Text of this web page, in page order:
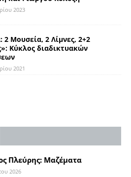
2023
2 Μουσεία, 2 Λίμνες, 2+2
Κύκλος διαδικτυακών
2021
Πλεύρης: Μαζέματα
2026